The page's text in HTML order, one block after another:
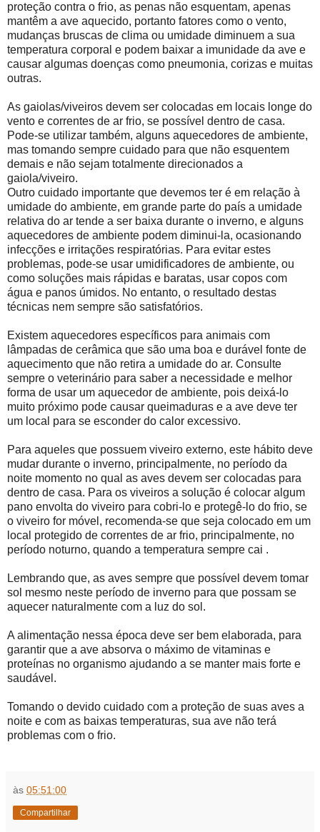
proteção contra o frio, as penas não esquentam, apenas
mantêm a ave aquecido, portanto fatores como o vento,
mudanças bruscas de clima ou umidade diminuem a sua
temperatura corporal e podem baixar a imunidade da ave e
causar algumas doenças como pneumonia, corizas e muitas
outras.
As gaiolas/viveiros devem ser colocadas em locais longe do
vento e correntes de ar frio, se possível dentro de casa.
Pode-se utilizar também, alguns aquecedores de ambiente,
mas tomando sempre cuidado para que não esquentem
demais e não sejam totalmente direcionados a
gaiola/viveiro.
Outro cuidado importante que devemos ter é em relação à
umidade do ambiente, em grande parte do país a umidade
relativa do ar tende a ser baixa durante o inverno, e alguns
aquecedores de ambiente podem diminui-la, ocasionando
infecções e irritações respiratórias. Para evitar estes
problemas, pode-se usar umidificadores de ambiente, ou
como soluções mais rápidas e baratas, usar copos com
água e panos úmidos. No entanto, o resultado destas
técnicas nem sempre são satisfatórios.
Existem aquecedores específicos para animais com
lâmpadas de cerâmica que são uma boa e durável fonte de
aquecimento que não retira a umidade do ar. Consulte
sempre o veterinário para saber a necessidade e melhor
forma de usar um aquecedor de ambiente, pois deixá-lo
muito próximo pode causar queimaduras e a ave deve ter
um local para se esconder do calor excessivo.
Para aqueles que possuem viveiro externo, este hábito deve
mudar durante o inverno, principalmente, no período da
noite momento no qual as aves devem ser colocadas para
dentro de casa. Para os viveiros a solução é colocar algum
pano envolta do viveiro para cobri-lo e protegê-lo do frio, se
o viveiro for móvel, recomenda-se que seja colocado em um
local protegido de correntes de ar frio, principalmente, no
período noturno, quando a temperatura sempre cai .
Lembrando que, as aves sempre que possível devem tomar
sol mesmo neste período de inverno para que possam se
aquecer naturalmente com a luz do sol.
A alimentação nessa época deve ser bem elaborada, para
garantir que a ave absorva o máximo de vitaminas e
proteínas no organismo ajudando a se manter mais forte e
saudável.
Tomando o devido cuidado com a proteção de suas aves a
noite e com as baixas temperaturas, sua ave não terá
problemas com o frio.
às 05:51:00
Compartilhar